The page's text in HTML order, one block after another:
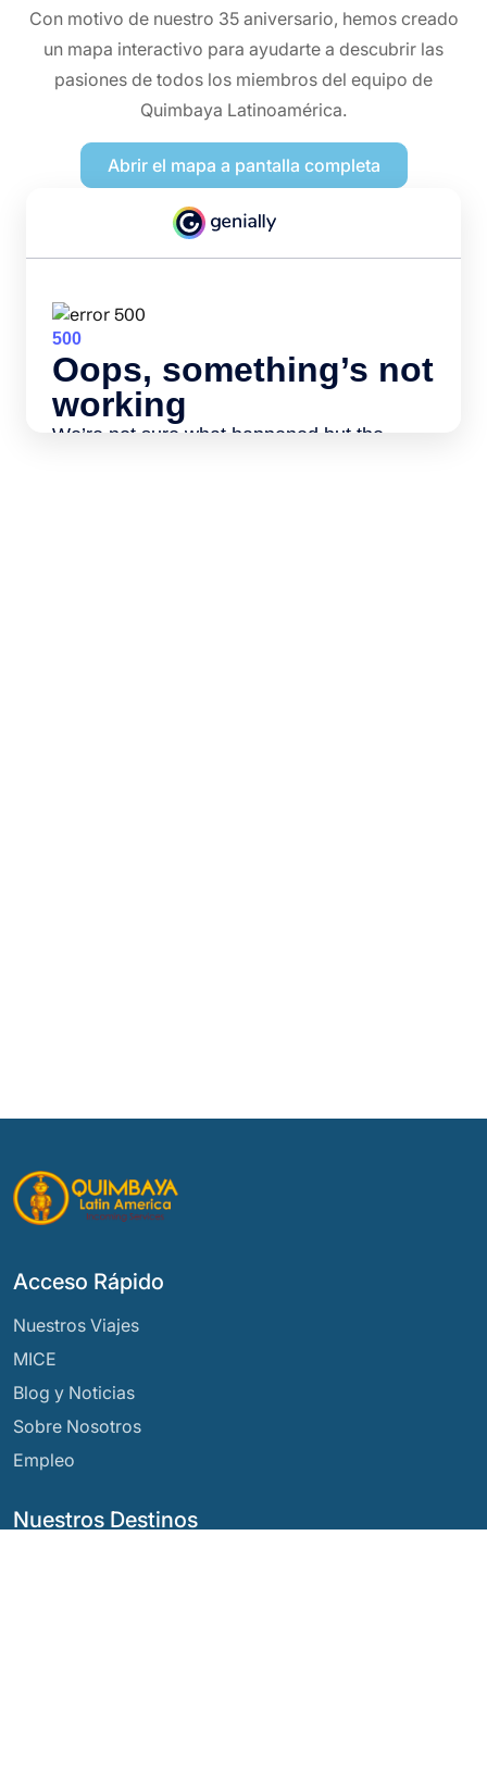
Con motivo de nuestro 35 aniversario, hemos creado
un mapa interactivo para ayudarte a descubrir las
pasiones de todos los miembros del equipo de
Quimbaya Latinoamérica.
Abrir el mapa a pantalla completa
Nuestros Destinos
Acceso Rápido
Nuestros Viajes
MICE
Blog y Noticias
Sobre Nosotros
Empleo